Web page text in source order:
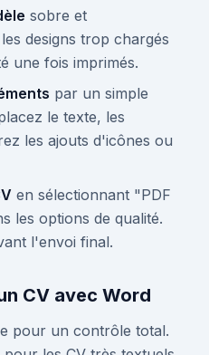
sobre et
designs trop chargés
une fois imprimés.
par un simple
le texte, les
les ajouts d'icônes ou
en sélectionnant "PDF
les options de qualité.
l'envoi final.
CV avec Word
pour un contrôle total.